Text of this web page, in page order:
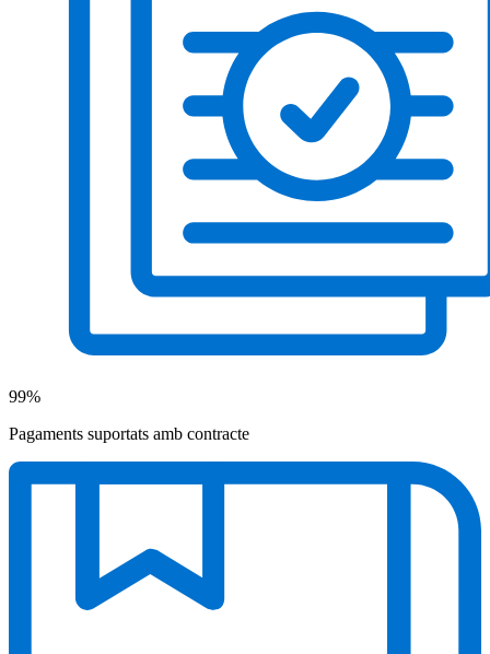
99%
Pagaments suportats amb contracte